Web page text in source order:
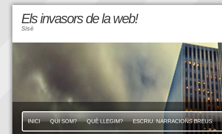
Els invasors de la web!
Sisè
INICI QUI SOM? QUÈ LLEGIM? ESCRIU. NARRACIONS BREUS